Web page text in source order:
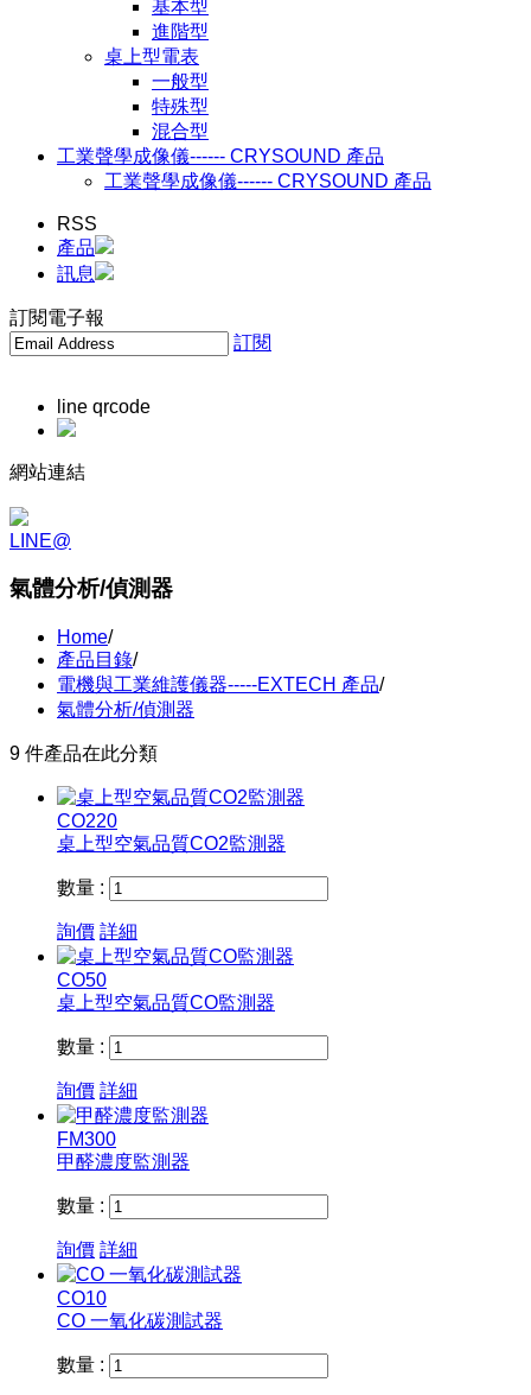
基本型
進階型
桌上型電表
一般型
特殊型
混合型
工業聲學成像儀------ CRYSOUND 產品
工業聲學成像儀------ CRYSOUND 產品
RSS
產品
訊息
訂閱電子報
訂閱
line qrcode
網站連結
LINE@
氣體分析/偵測器
Home/
產品目錄/
電機與工業維護儀器-----EXTECH 產品/
氣體分析/偵測器
9 件產品在此分類
CO220
桌上型空氣品質CO2監測器
數量 :
詢價 詳細
CO50
桌上型空氣品質CO監測器
數量 :
詢價 詳細
FM300
甲醛濃度監測器
數量 :
詢價 詳細
CO10
CO 一氧化碳測試器
數量 :